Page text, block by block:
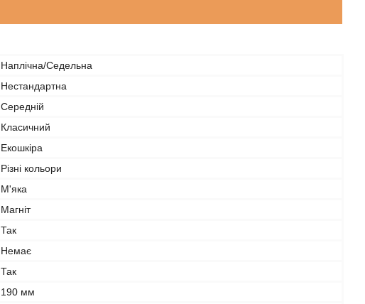
Наплічна/Седельна
Нестандартна
Середній
Класичний
Екошкіра
Різні кольори
М'яка
Магніт
Так
Немає
Так
190 мм